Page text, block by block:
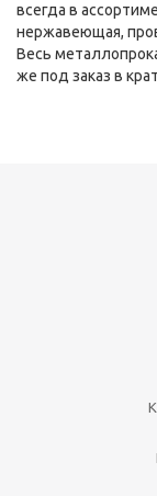
всегда в
нержавеющая,
Весь
же под заказ в